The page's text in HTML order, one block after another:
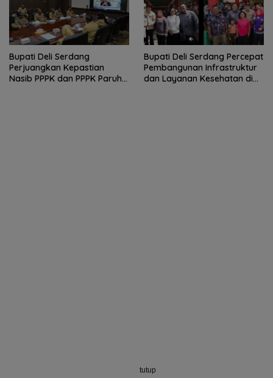
Bupati Deli Serdang
Perjuangkan Kepastian
Nasib PPPK dan PPPK Paruh
Bupati Deli Serdang Percepat
Pembangunan Infrastruktur
dan Layanan Kesehatan di
tutup